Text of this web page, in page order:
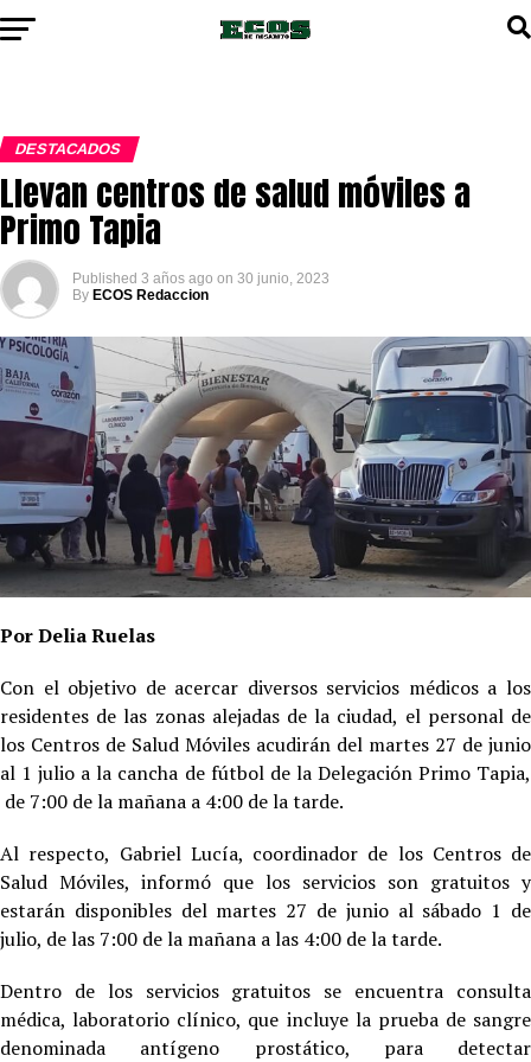
DESTACADOS
Llevan centros de salud móviles a
Primo Tapia
Published 3 años ago on 30 junio, 2023
By ECOS Redaccion
Por Delia Ruelas
Con el objetivo de acercar diversos servicios médicos a los
residentes de las zonas alejadas de la ciudad, el personal de
los Centros de Salud Móviles acudirán del martes 27 de junio
al 1 julio a la cancha de fútbol de la Delegación Primo Tapia,
de 7:00 de la mañana a 4:00 de la tarde.
Al respecto, Gabriel Lucía, coordinador de los Centros de
Salud Móviles, informó que los servicios son gratuitos y
estarán disponibles del martes 27 de junio al sábado 1 de
julio, de las 7:00 de la mañana a las 4:00 de la tarde.
Dentro de los servicios gratuitos se encuentra consulta
médica, laboratorio clínico, que incluye la prueba de sangre
denominada antígeno prostático, para detectar